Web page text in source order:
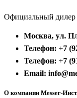
Официальный
Москва, ул.
Телефон: +7
Телефон: +7
Email:
О компании Messer-